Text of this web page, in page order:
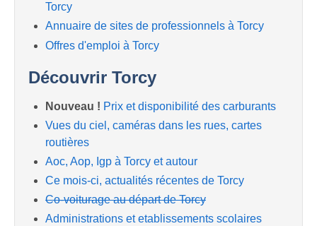
Torcy
Annuaire de sites de professionnels à Torcy
Offres d'emploi à Torcy
Découvrir Torcy
Nouveau ! Prix et disponibilité des carburants
Vues du ciel, caméras dans les rues, cartes
routières
Aoc, Aop, Igp à Torcy et autour
Ce mois-ci, actualités récentes de Torcy
Co-voiturage au départ de Torcy
Administrations et etablissements scolaires